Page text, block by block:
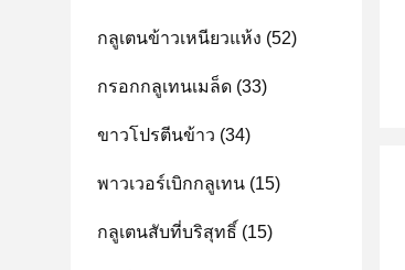
กลูเตนข้าวเหนียวแห้ง (52)
กรอกกลูเทนเมล็ด (33)
ขาวโปรตีนข้าว (34)
พาวเวอร์เบิกกลูเทน (15)
กลูเตนสับที่บริสุทธิ์ (15)